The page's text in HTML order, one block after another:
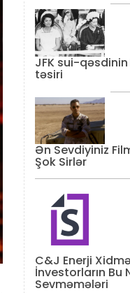
JFK sui-
təsiri
Ən Sevdiyiniz
Şok Sirlər
C&J Enerji
İnvestorların Bu
Sevməmələri